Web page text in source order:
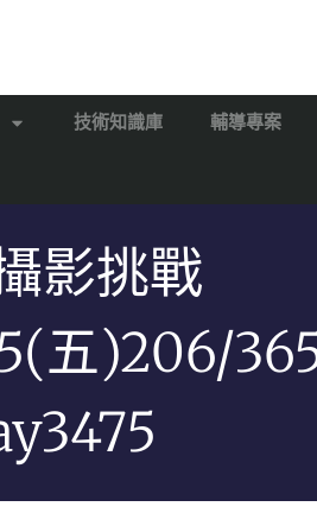
技術知識庫 輔導專案
影挑戰
五)206/